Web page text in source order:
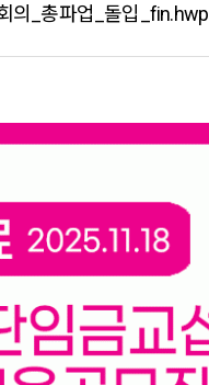
의_총파업_돌입_fin.hwp